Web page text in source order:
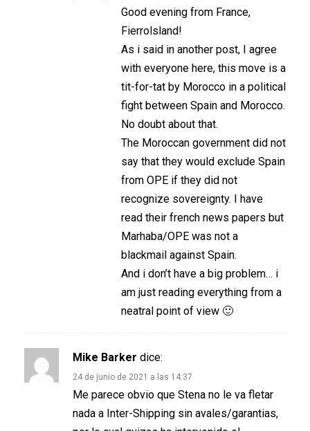
Good evening from France,
Fierrolsland!
As i said in another post, I agree
with everyone here, this move is a
tit-for-tat by Morocco in a political
fight between Spain and Morocco.
No doubt about that.
The Moroccan government did not
say that they would exclude Spain
from OPE if they did not
recognize sovereignty. I have
read their french news papers but
Marhaba/OPE was not a
blackmail against Spain.
And i don’t have a big problem… i
am just reading everything from a
neatral point of view 🙂
Mike Barker dice:
24 de junio de 2021 a las 14:37
Me parece obvio que Stena no le va fletar
nada a Inter-Shipping sin avales/garantias,